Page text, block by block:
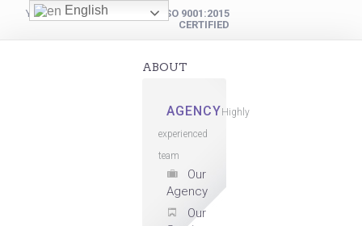
YOUR DIGITAL PARTNER
ISO 9001:2015
CERTIFIED
ABOUT
AGENCY Highly
experienced
team
Our
Agency
Our
English